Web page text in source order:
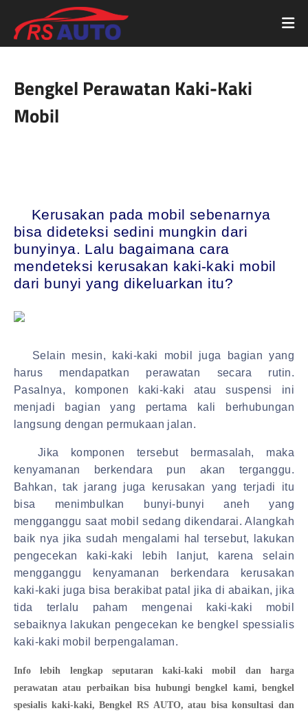
Bengkel Perawatan Kaki-Kaki
Mobil
Kerusakan pada mobil sebenarnya
bisa dideteksi sedini mungkin dari
bunyinya. Lalu bagaimana cara
mendeteksi kerusakan kaki-kaki mobil
dari bunyi yang dikeluarkan itu?
Selain mesin, kaki-kaki mobil juga bagian yang
harus mendapatkan perawatan secara rutin.
Pasalnya, komponen kaki-kaki atau suspensi ini
menjadi bagian yang pertama kali berhubungan
langsung dengan permukaan jalan.
Jika komponen tersebut bermasalah, maka
kenyamanan berkendara pun akan terganggu.
Bahkan, tak jarang juga kerusakan yang terjadi itu
bisa menimbulkan bunyi-bunyi aneh yang
mengganggu saat mobil sedang dikendarai. Alangkah
baik nya jika sudah mengalami hal tersebut, lakukan
pengecekan kaki-kaki lebih lanjut, karena selain
mengganggu kenyamanan berkendara kerusakan
kaki-kaki juga bisa berakibat patal jika di abaikan, jika
tida terlalu paham mengenai kaki-kaki mobil
sebaiknya lakukan pengecekan ke bengkel spessialis
kaki-kaki mobil berpengalaman.
Info lebih lengkap seputaran kaki-kaki mobil dan harga
perawatan atau perbaikan bisa hubungi bengkel kami, bengkel
spesialis kaki-kaki, Bengkel RS AUTO, atau bisa konsultasi dan